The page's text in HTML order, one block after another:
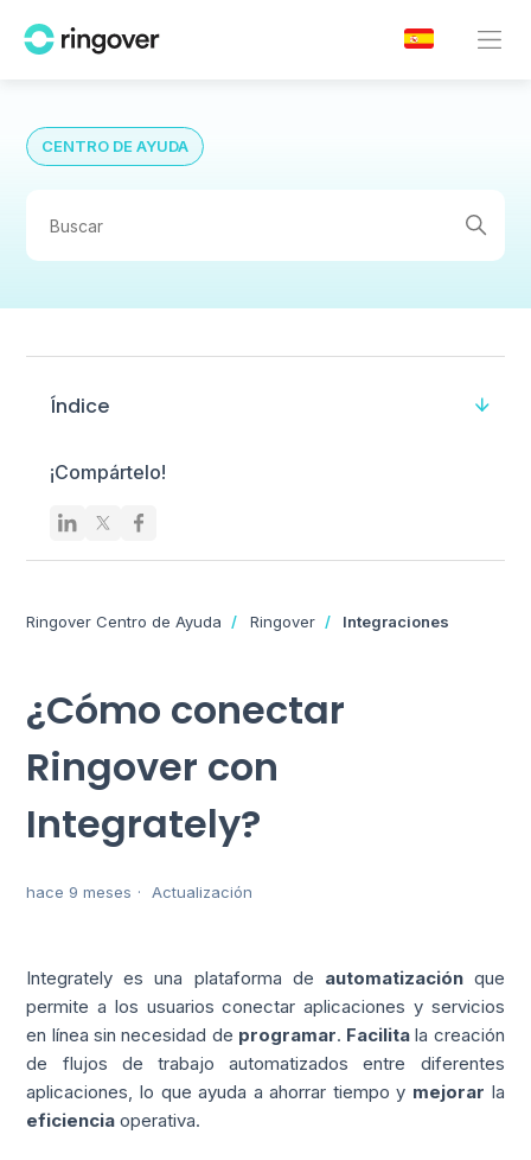
CENTRO DE AYUDA
Índice
¡Compártelo!
Ringover Centro de Ayuda Ringover Integraciones
¿Cómo conectar
Ringover con
Integrately?
hace 9 meses Actualización
Integrately es una plataforma de automatizaciónque
permite a los usuarios conectar aplicaciones y servicios
en línea sin necesidad de programar. Facilita la creación
de flujos de trabajo automatizados entre diferentes
aplicaciones, lo que ayuda a ahorrar tiempo y mejorar la
eficiencia operativa.